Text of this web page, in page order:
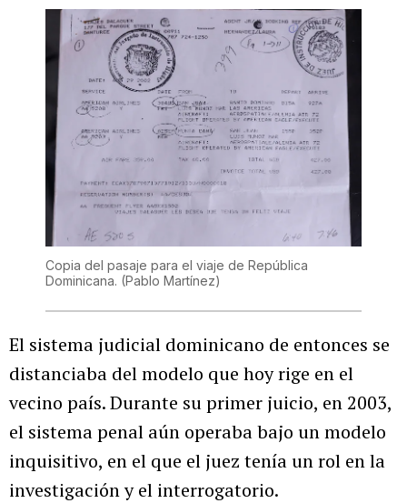
Copia del pasaje para el viaje de República
Dominicana. (Pablo Martínez)
El sistema judicial dominicano de entonces se
distanciaba del modelo que hoy rige en el
vecino país. Durante su primer juicio, en 2003,
el sistema penal aún operaba bajo un modelo
inquisitivo, en el que el juez tenía un rol en la
investigación y el interrogatorio.